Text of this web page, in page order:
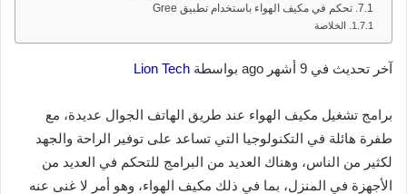
تحكم في مكيف الهواء باستخدام تطبيق Gree
الخلاصة
آخر تحديث في 9 أشهر ago بواسطة Lion Tech
برامج تشغيل مكيف الهواء عند طريق الهاتف الجوال عديدة، مع
طفرة هائلة في التكنولوجيا التي تساعد على توفير الراحة والجهد
لكثير من الناس، وهناك العديد من البرامج للتحكم في العديد من
الأجهزة في المنزل، بما في ذلك مكيف الهواء، وهو أمر لا غنى عنه